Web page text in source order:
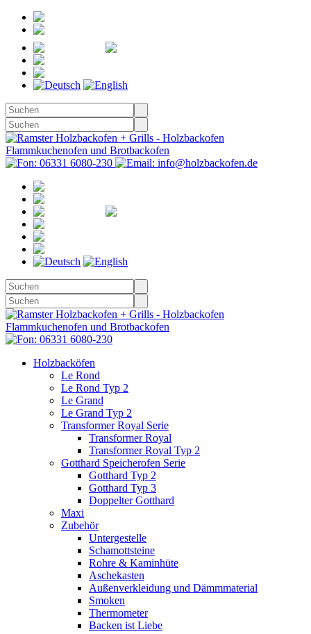
Holzbacköfen
Le Rond
Le Rond Typ 2
Le Grand
Le Grand Typ 2
Transformer Royal Serie
Transformer Royal
Transformer Royal Typ 2
Gotthard Speicherofen Serie
Gotthard Typ 2
Gotthard Typ 3
Doppelter Gotthard
Maxi
Zubehör
Untergestelle
Schamottsteine
Rohre & Kaminhüte
Aschekasten
Außenverkleidung und Dämmmaterial
Smoken
Thermometer
Backen ist Liebe